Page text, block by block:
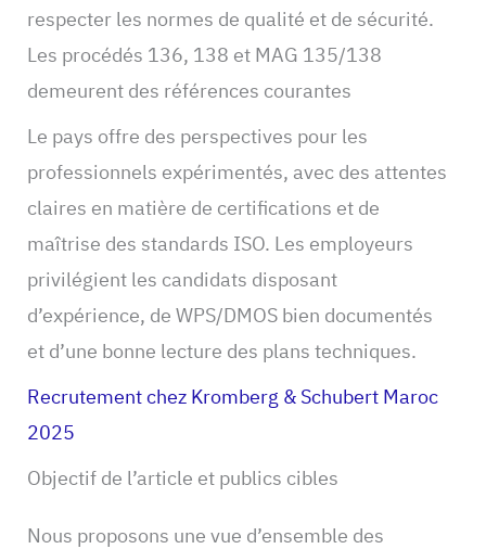
respecter les normes de qualité et de sécurité.
Les procédés 136, 138 et MAG 135/138
demeurent des références courantes
Le pays offre des perspectives pour les
professionnels expérimentés, avec des attentes
claires en matière de certifications et de
maîtrise des standards ISO. Les employeurs
privilégient les candidats disposant
d’expérience, de WPS/DMOS bien documentés
et d’une bonne lecture des plans techniques.
Recrutement chez Kromberg & Schubert Maroc
2025
Objectif de l’article et publics cibles
Nous proposons une vue d’ensemble des